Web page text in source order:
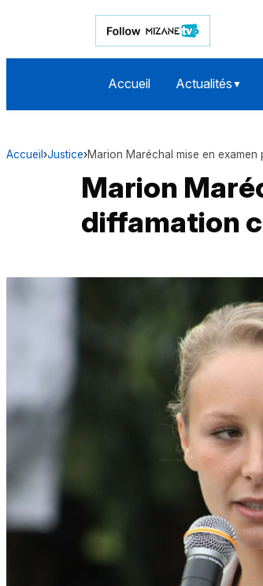
Accueil Actualités ▼
Accueil ›Justice›Marion Maréchal mise en
Marion
diffamation